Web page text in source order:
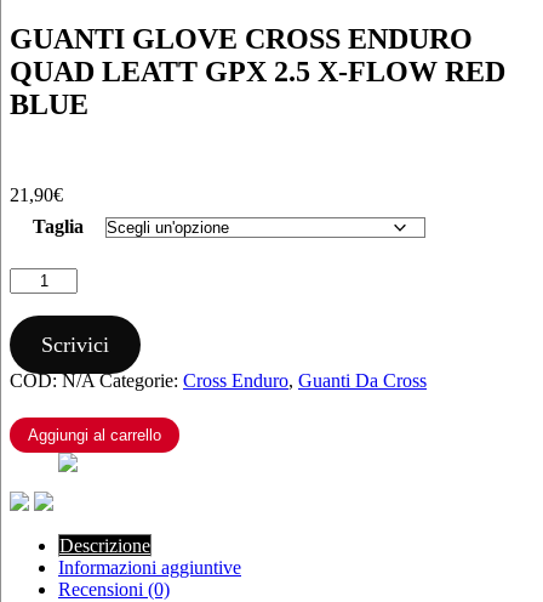
GUANTI GLOVE CROSS ENDURO
QUAD LEATT GPX 2.5 X-FLOW RED
BLUE
21,90€
Taglia
GUANTI
GLOVE
CROSS
ENDURO
QUAD
LEATT
2.5
X-
FLOW
RED
BLUE
quantità
Scrivici
COD:N/A Categorie: Cross Enduro, Guanti Da Cross
Aggiungi al carrello
Descrizione
Informazioni aggiuntive
Recensioni (0)